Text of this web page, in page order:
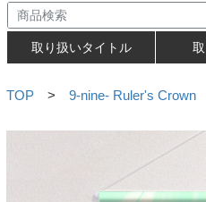
取り扱いタイトル
TOP > 9-nine- Ruler's Crown